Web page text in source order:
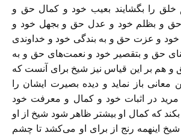
خلق را بگشایند بعیب خود و کمال حق و
و بظلم خود و عدل حق و بجهل خود و
و عزت حق و به بندگى خود و خداوندى
حق و بتقصیر خود و نعمت‌هاى حق و به
و هم بر این قیاس نیز شیخ براى آنست که
معانى باز نماید و دیده بصیرت ایشان را
در اثبات خود و کمال و معرفت خود
که کمال او بیشتر ظاهر شود شیخ از او
این‏همه رنج از براى او مى‌‏کشد تا چشم